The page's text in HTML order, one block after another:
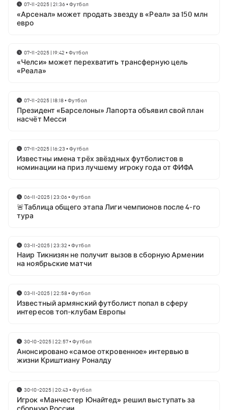
07-11-2025 | 21:36•Футбол
«Арсенал» может продать звезду в «Реал» за 150 млн
евро
07-11-2025 | 19:42 •Футбол
«Челси» может перехватить трансферную цель
«Реала»
07-11-2025 | 18:18•Футбол
Президент «Барселоны» Лапорта объявил свой план
насчёт Месси
07-11-2025 | 16:23 •Футбол
Известны имена трёх звёздных футболистов в
номинации на приз лучшему игроку года от ФИФА
06-11-2025 | 23:06•Футбол
🚨Таблица общего этапа Лиги чемпионов после 4-го
тура
03-11-2025 | 23:32 •Футбол
Наир Тикнизян не получит вызов в сборную Армении
на ноябрьские матчи
03-11-2025 | 22:58•Футбол
Известный армянский футболист попал в сферу
интересов топ-клубам Европы
30-10-2025 | 22:57•Футбол
Анонсировано «самое откровенное» интервью в
жизни Криштиану Роналду
30-10-2025 | 20:43 •Футбол
Игрок «Манчестер Юнайтед» решил выступать за